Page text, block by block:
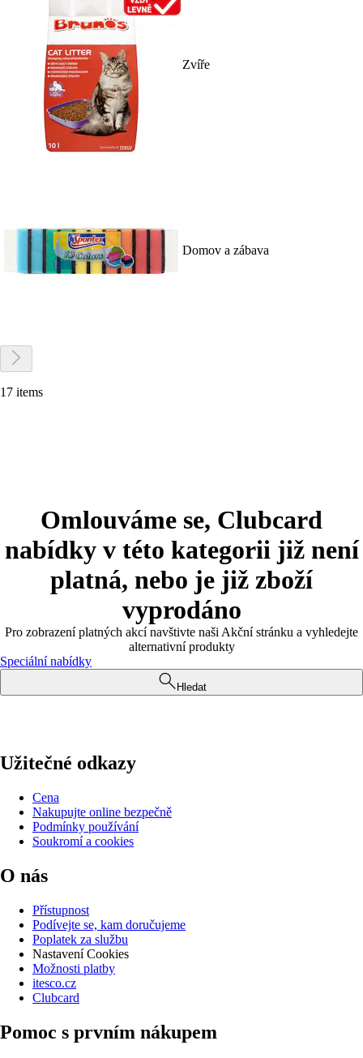
Zvíře
Domov a zábava
17 items
Omlouváme se, Clubcard
nabídky v této kategorii již není
platná, nebo je již zboží
vyprodáno
Pro zobrazení platných akcí navštivte naši Akční stránku a vyhledejte
alternativní produkty
Speciální nabídky
Hledat
Užitečné odkazy
Cena
Nakupujte online bezpečně
Podmínky používání
Soukromí a cookies
O nás
Přístupnost
Podívejte se, kam doručujeme
Poplatek za službu
Nastavení Cookies
Možnosti platby
itesco.cz
Clubcard
Pomoc s prvním nákupem